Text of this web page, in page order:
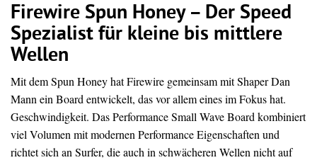
Firewire Spun Honey – Der Speed
Spezialist für kleine bis mittlere
Wellen
Mit dem Spun Honey hat Firewire gemeinsam mit Shaper Dan
Mann ein Board entwickelt, das vor allem eines im Fokus hat.
Geschwindigkeit. Das Performance Small Wave Board kombiniert
viel Volumen mit modernen Performance Eigenschaften und
richtet sich an Surfer, die auch in schwächeren Wellen nicht auf